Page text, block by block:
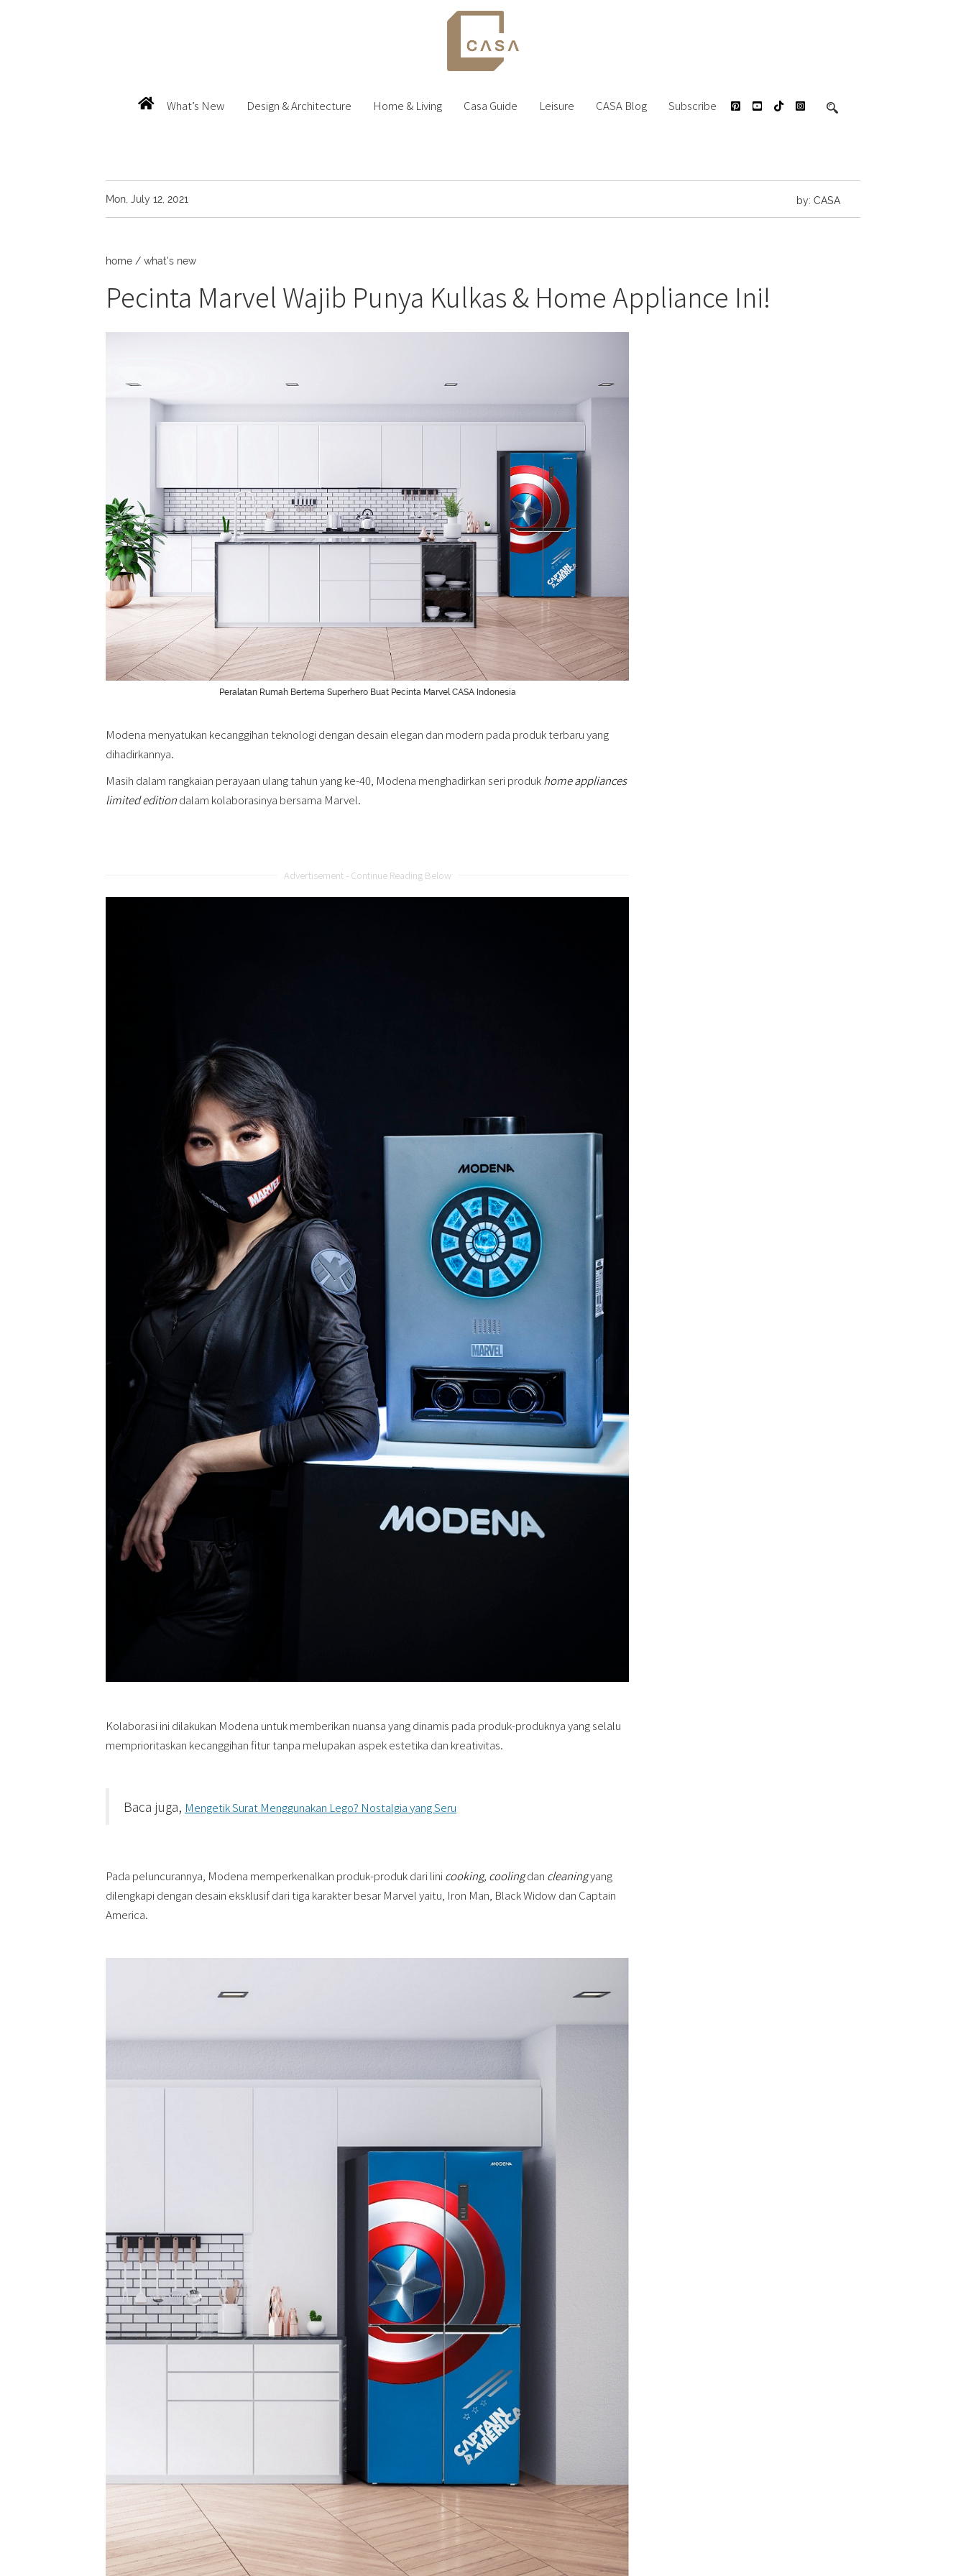
What’s New Design & Architecture Home & Living Casa Guide Leisure CASA Blog Subscribe
Mon, July 12, 2021 by: CASA
home / what's new
Pecinta Marvel Wajib Punya Kulkas & Home Appliance Ini!
Peralatan Rumah Bertema Superhero Buat Pecinta Marvel CASA Indonesia
Modena menyatukan kecanggihan teknologi dengan desain elegan dan modern pada produk terbaru yang
dihadirkannya.
Masih dalam rangkaian perayaan ulang tahun yang ke-40, Modena menghadirkan seri produkhome appliances
limited editiondalam kolaborasinya bersama Marvel.
Advertisement - Continue Reading Below
Kolaborasi ini dilakukan Modena untuk memberikan nuansa yang dinamis pada produk-produknya yang selalu
memprioritaskan kecanggihan fitur tanpa melupakan aspek estetika dan kreativitas.
Baca juga, Mengetik Surat Menggunakan Lego? Nostalgia yang Seru
Pada peluncurannya, Modena memperkenalkan produk-produk dari lini cooking, coolingdan cleaningyang
dilengkapi dengan desain eksklusif dari tiga karakter besar Marvel yaitu, Iron Man, Black Widow dan Captain
America.